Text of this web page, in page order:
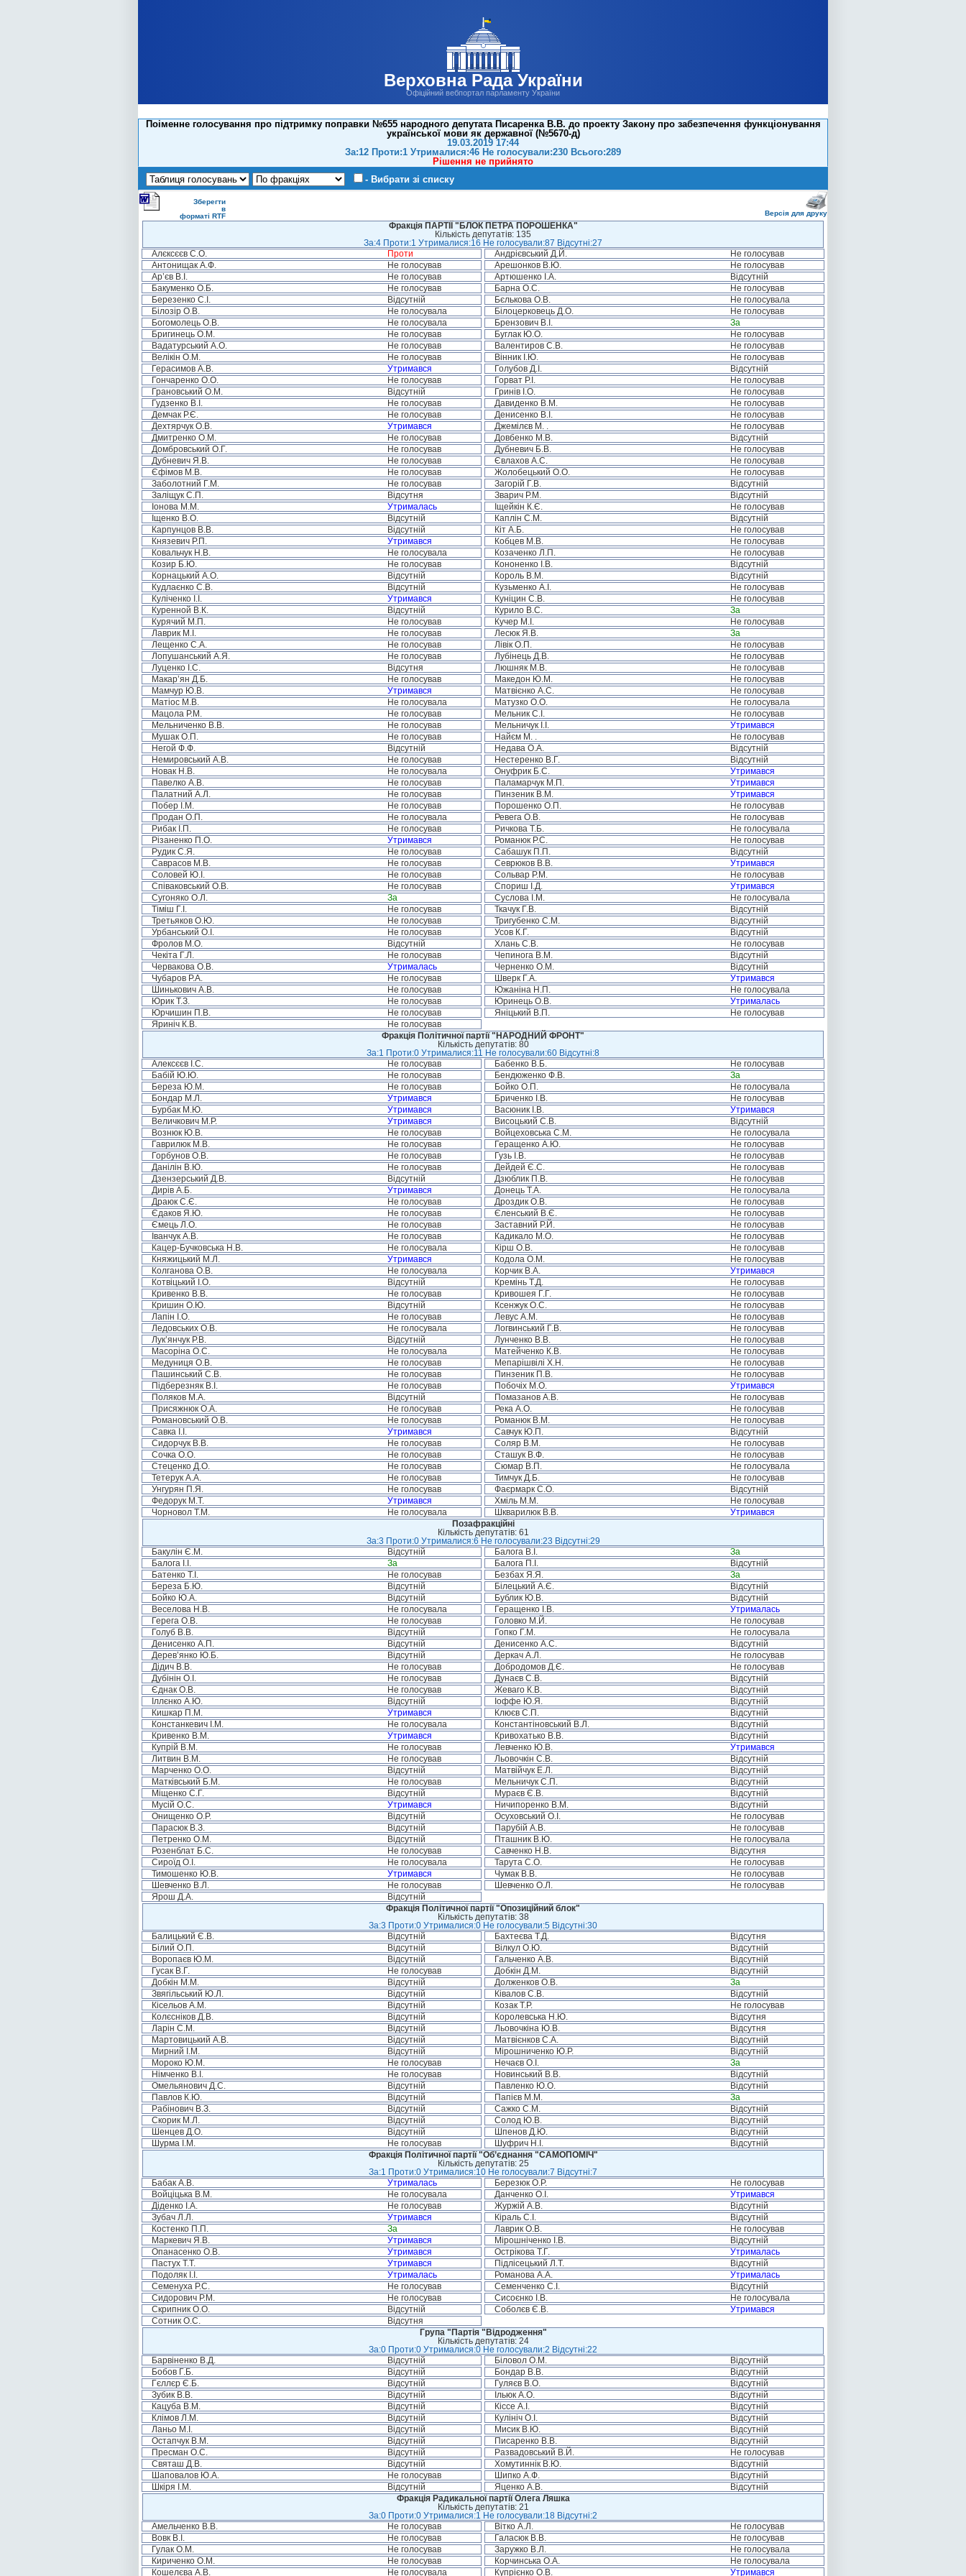
Верховна Рада України
Офіційний вебпортал парламенту України
Поіменне голосування про підтримку поправки №655 народного депутата Писаренка В.В. до проекту Закону про забезпечення функціонування
української мови як державної (№5670-д)
19.03.2019 17:44
За:12 Проти:1 Утрималися:46 Не голосували:230 Всього:289
Рішення не прийнято
- Вибрати зі списку
Зберегти
в
форматі RTF
Версія для друку
Фракція ПАРТІЇ "БЛОК ПЕТРА ПОРОШЕНКА"
Кількість депутатів: 135
За:4 Проти:1 Утрималися:16 Не голосували:87 Відсутні:27
Алєксєєв С.О.
Проти Андрієвський Д.Й.
Не голосував
Антонищак А.Ф.
Не голосував Арешонков В.Ю.
Не голосував
Ар’єв В.І.
Не голосував Артюшенко І.А.
Відсутній
Бакуменко О.Б.
Не голосував Барна О.С.
Не голосував
Березенко С.І.
Відсутній Бєлькова О.В.
Не голосувала
Білозір О.В.
Не голосувала Білоцерковець Д.О.
Не голосував
Богомолець О.В.
Не голосувала Брензович В.І.
За
Бригинець О.М.
Не голосував Буглак Ю.О.
Не голосував
Вадатурський А.О.
Не голосував Валентиров С.В.
Не голосував
Велікін О.М.
Не голосував Вінник І.Ю.
Не голосував
Герасимов А.В.
Утримався Голубов Д.І.
Відсутній
Гончаренко О.О.
Не голосував Горват Р.І.
Не голосував
Грановський О.М.
Відсутній Гринів І.О.
Не голосував
Гудзенко В.І.
Не голосував Давиденко В.М.
Не голосував
Демчак Р.Є.
Не голосував Денисенко В.І.
Не голосував
Дехтярчук О.В.
Утримався Джемілєв М. .
Не голосував
Дмитренко О.М.
Не голосував Довбенко М.В.
Відсутній
Домбровський О.Г.
Не голосував Дубневич Б.В.
Не голосував
Дубневич Я.В.
Не голосував Євлахов А.С.
Не голосував
Єфімов М.В.
Не голосував Жолобецький О.О.
Не голосував
Заболотний Г.М.
Не голосував Загорій Г.В.
Відсутній
Заліщук С.П.
Відсутня Зварич Р.М.
Відсутній
Іонова М.М.
Утрималась Іщейкін К.Є.
Не голосував
Іщенко В.О.
Відсутній Каплін С.М.
Відсутній
Карпунцов В.В.
Відсутній Кіт А.Б.
Не голосував
Князевич Р.П.
Утримався Кобцев М.В.
Не голосував
Ковальчук Н.В.
Не голосувала Козаченко Л.П.
Не голосував
Козир Б.Ю.
Не голосував Кононенко І.В.
Відсутній
Корнацький А.О.
Відсутній Король В.М.
Відсутній
Кудлаєнко С.В.
Відсутній Кузьменко А.І.
Не голосував
Куліченко І.І.
Утримався Куніцин С.В.
Не голосував
Куренной В.К.
Відсутній Курило В.С.
За
Курячий М.П.
Не голосував Кучер М.І.
Не голосував
Лаврик М.І.
Не голосував Лесюк Я.В.
За
Лещенко С.А.
Не голосував Лівік О.П.
Не голосував
Лопушанський А.Я.
Не голосував Лубінець Д.В.
Не голосував
Луценко І.С.
Відсутня Люшняк М.В.
Не голосував
Макар’ян Д.Б.
Не голосував Македон Ю.М.
Не голосував
Мамчур Ю.В.
Утримався Матвієнко А.С.
Не голосував
Матіос М.В.
Не голосувала Матузко О.О.
Не голосувала
Мацола Р.М.
Не голосував Мельник С.І.
Не голосував
Мельниченко В.В.
Не голосував Мельничук І.І.
Утримався
Мушак О.П.
Не голосував Найєм М. .
Не голосував
Негой Ф.Ф.
Відсутній Недава О.А.
Відсутній
Немировський А.В.
Не голосував Нестеренко В.Г.
Відсутній
Новак Н.В.
Не голосувала Онуфрик Б.С.
Утримався
Павелко А.В.
Не голосував Паламарчук М.П.
Утримався
Палатний А.Л.
Не голосував Пинзеник В.М.
Утримався
Побер І.М.
Не голосував Порошенко О.П.
Не голосував
Продан О.П.
Не голосувала Ревега О.В.
Не голосував
Рибак І.П.
Не голосував Ричкова Т.Б.
Не голосувала
Різаненко П.О.
Утримався Романюк Р.С.
Не голосував
Рудик С.Я.
Не голосував Сабашук П.П.
Відсутній
Саврасов М.В.
Не голосував Севрюков В.В.
Утримався
Соловей Ю.І.
Не голосував Сольвар Р.М.
Не голосував
Співаковський О.В.
Не голосував Спориш І.Д.
Утримався
Сугоняко О.Л.
За Суслова І.М.
Не голосувала
Тіміш Г.І.
Не голосував Ткачук Г.В.
Відсутній
Третьяков О.Ю.
Не голосував Тригубенко С.М.
Відсутній
Урбанський О.І.
Не голосував Усов К.Г.
Відсутній
Фролов М.О.
Відсутній Хлань С.В.
Не голосував
Чекіта Г.Л.
Не голосував Чепинога В.М.
Відсутній
Червакова О.В.
Утрималась Черненко О.М.
Відсутній
Чубаров Р.А.
Не голосував Шверк Г.А.
Утримався
Шинькович А.В.
Не голосував Южаніна Н.П.
Не голосувала
Юрик Т.З.
Не голосував Юринець О.В.
Утрималась
Юрчишин П.В.
Не голосував Яніцький В.П.
Не голосував
Яриніч К.В.
Не голосував
Фракція Політичної партії "НАРОДНИЙ ФРОНТ"
Кількість депутатів: 80
За:1 Проти:0 Утрималися:11 Не голосували:60 Відсутні:8
Алексєєв І.С.
Не голосував Бабенко В.Б.
Не голосував
Бабій Ю.Ю.
Не голосував Бендюженко Ф.В.
За
Береза Ю.М.
Не голосував Бойко О.П.
Не голосувала
Бондар М.Л.
Утримався Бриченко І.В.
Не голосував
Бурбак М.Ю.
Утримався Васюник І.В.
Утримався
Величкович М.Р.
Утримався Висоцький С.В.
Відсутній
Вознюк Ю.В.
Не голосував Войцеховська С.М.
Не голосувала
Гаврилюк М.В.
Не голосував Геращенко А.Ю.
Не голосував
Горбунов О.В.
Не голосував Гузь І.В.
Не голосував
Данілін В.Ю.
Не голосував Дейдей Є.С.
Не голосував
Дзензерський Д.В.
Відсутній Дзюблик П.В.
Не голосував
Дирів А.Б.
Утримався Донець Т.А.
Не голосувала
Драюк С.Є.
Не голосував Дроздик О.В.
Не голосував
Єдаков Я.Ю.
Не голосував Єленський В.Є.
Не голосував
Ємець Л.О.
Не голосував Заставний Р.Й.
Не голосував
Іванчук А.В.
Не голосував Кадикало М.О.
Не голосував
Кацер-Бучковська Н.В.
Не голосувала Кірш О.В.
Не голосував
Княжицький М.Л.
Утримався Кодола О.М.
Не голосував
Колганова О.В.
Не голосувала Корчик В.А.
Утримався
Котвіцький І.О.
Відсутній Кремінь Т.Д.
Не голосував
Кривенко В.В.
Не голосував Кривошея Г.Г.
Не голосував
Кришин О.Ю.
Відсутній Ксенжук О.С.
Не голосував
Лапін І.О.
Не голосував Левус А.М.
Не голосував
Ледовських О.В.
Не голосувала Логвинський Г.В.
Не голосував
Лук’янчук Р.В.
Відсутній Лунченко В.В.
Не голосував
Масоріна О.С.
Не голосувала Матейченко К.В.
Не голосував
Медуниця О.В.
Не голосував Мепарішвілі Х.Н.
Не голосував
Пашинський С.В.
Не голосував Пинзеник П.В.
Не голосував
Підберезняк В.І.
Не голосував Побочіх М.О.
Утримався
Поляков М.А.
Відсутній Помазанов А.В.
Не голосував
Присяжнюк О.А.
Не голосував Река А.О.
Не голосував
Романовський О.В.
Не голосував Романюк В.М.
Не голосував
Савка І.І.
Утримався Савчук Ю.П.
Відсутній
Сидорчук В.В.
Не голосував Соляр В.М.
Не голосував
Сочка О.О.
Не голосував Сташук В.Ф.
Не голосував
Стеценко Д.О.
Не голосував Сюмар В.П.
Не голосувала
Тетерук А.А.
Не голосував Тимчук Д.Б.
Не голосував
Унгурян П.Я.
Не голосував Фаєрмарк С.О.
Відсутній
Федорук М.Т.
Утримався Хміль М.М.
Не голосував
Чорновол Т.М.
Не голосувала Шкварилюк В.В.
Утримався
Позафракційні
Кількість депутатів: 61
За:3 Проти:0 Утрималися:6 Не голосували:23 Відсутні:29
Бакулін Є.М.
Відсутній Балога В.І.
За
Балога І.І.
За Балога П.І.
Відсутній
Батенко Т.І.
Не голосував Безбах Я.Я.
За
Береза Б.Ю.
Відсутній Білецький А.Є.
Відсутній
Бойко Ю.А.
Відсутній Бублик Ю.В.
Відсутній
Веселова Н.В.
Не голосувала Геращенко І.В.
Утрималась
Герега О.В.
Не голосував Головко М.Й.
Не голосував
Голуб В.В.
Відсутній Гопко Г.М.
Не голосувала
Денисенко А.П.
Відсутній Денисенко А.С.
Відсутній
Дерев’янко Ю.Б.
Відсутній Деркач А.Л.
Не голосував
Дідич В.В.
Не голосував Добродомов Д.Є.
Не голосував
Дубінін О.І.
Не голосував Дунаєв С.В.
Відсутній
Єднак О.В.
Не голосував Жеваго К.В.
Відсутній
Іллєнко А.Ю.
Відсутній Іоффе Ю.Я.
Відсутній
Кишкар П.М.
Утримався Клюєв С.П.
Відсутній
Констанкевич І.М.
Не голосувала Константіновський В.Л.
Відсутній
Кривенко В.М.
Утримався Кривохатько В.В.
Відсутній
Купрій В.М.
Не голосував Левченко Ю.В.
Утримався
Литвин В.М.
Не голосував Льовочкін С.В.
Відсутній
Марченко О.О.
Відсутній Матвійчук Е.Л.
Відсутній
Матківський Б.М.
Не голосував Мельничук С.П.
Відсутній
Міщенко С.Г.
Відсутній Мураєв Є.В.
Відсутній
Мусій О.С.
Утримався Ничипоренко В.М.
Відсутній
Онищенко О.Р.
Відсутній Осуховський О.І.
Не голосував
Парасюк В.З.
Відсутній Парубій А.В.
Не голосував
Петренко О.М.
Відсутній Пташник В.Ю.
Не голосувала
Розенблат Б.С.
Не голосував Савченко Н.В.
Відсутня
Сироїд О.І.
Не голосувала Тарута С.О.
Не голосував
Тимошенко Ю.В.
Утримався Чумак В.В.
Не голосував
Шевченко В.Л.
Не голосував Шевченко О.Л.
Не голосував
Ярош Д.А.
Відсутній
Фракція Політичної партії "Опозиційний блок"
Кількість депутатів: 38
За:3 Проти:0 Утрималися:0 Не голосували:5 Відсутні:30
Балицький Є.В.
Відсутній Бахтеєва Т.Д.
Відсутня
Білий О.П.
Відсутній Вілкул О.Ю.
Відсутній
Воропаєв Ю.М.
Відсутній Гальченко А.В.
Відсутній
Гусак В.Г.
Не голосував Добкін Д.М.
Відсутній
Добкін М.М.
Відсутній Долженков О.В.
За
Звягільський Ю.Л.
Відсутній Ківалов С.В.
Відсутній
Кісельов А.М.
Відсутній Козак Т.Р.
Не голосував
Колєсніков Д.В.
Відсутній Королевська Н.Ю.
Відсутня
Ларін С.М.
Відсутній Льовочкіна Ю.В.
Відсутня
Мартовицький А.В.
Відсутній Матвієнков С.А.
Відсутній
Мирний І.М.
Відсутній Мірошниченко Ю.Р.
Відсутній
Мороко Ю.М.
Не голосував Нечаєв О.І.
За
Німченко В.І.
Не голосував Новинський В.В.
Відсутній
Омельянович Д.С.
Відсутній Павленко Ю.О.
Відсутній
Павлов К.Ю.
Відсутній Папієв М.М.
За
Рабінович В.З.
Відсутній Сажко С.М.
Відсутній
Скорик М.Л.
Відсутній Солод Ю.В.
Відсутній
Шенцев Д.О.
Відсутній Шпенов Д.Ю.
Відсутній
Шурма І.М.
Не голосував Шуфрич Н.І.
Відсутній
Фракція Політичної партії "Об’єднання "САМОПОМІЧ"
Кількість депутатів: 25
За:1 Проти:0 Утрималися:10 Не голосували:7 Відсутні:7
Бабак А.В.
Утрималась Березюк О.Р.
Не голосував
Войціцька В.М.
Не голосувала Данченко О.І.
Утримався
Діденко І.А.
Не голосував Журжій А.В.
Відсутній
Зубач Л.Л.
Утримався Кіраль С.І.
Відсутній
Костенко П.П.
За Лаврик О.В.
Не голосував
Маркевич Я.В.
Утримався Мірошніченко І.В.
Відсутній
Опанасенко О.В.
Утримався Острікова Т.Г.
Утрималась
Пастух Т.Т.
Утримався Підлісецький Л.Т.
Відсутній
Подоляк І.І.
Утрималась Романова А.А.
Утрималась
Семенуха Р.С.
Не голосував Семенченко С.І.
Відсутній
Сидорович Р.М.
Не голосував Сисоєнко І.В.
Не голосувала
Скрипник О.О.
Відсутній Соболєв Є.В.
Утримався
Сотник О.С.
Відсутня
Група "Партія "Відродження"
Кількість депутатів: 24
За:0 Проти:0 Утрималися:0 Не голосували:2 Відсутні:22
Барвіненко В.Д.
Відсутній Біловол О.М.
Відсутній
Бобов Г.Б.
Відсутній Бондар В.В.
Відсутній
Гєллєр Є.Б.
Відсутній Гуляєв В.О.
Відсутній
Зубик В.В.
Відсутній Ільюк А.О.
Відсутній
Кацуба В.М.
Відсутній Кіссе А.І.
Відсутній
Клімов Л.М.
Відсутній Кулініч О.І.
Відсутній
Ланьо М.І.
Відсутній Мисик В.Ю.
Відсутній
Остапчук В.М.
Відсутній Писаренко В.В.
Відсутній
Пресман О.С.
Відсутній Развадовський В.Й.
Не голосував
Святаш Д.В.
Відсутній Хомутиннік В.Ю.
Відсутній
Шаповалов Ю.А.
Не голосував Шипко А.Ф.
Відсутній
Шкіря І.М.
Відсутній Яценко А.В.
Відсутній
Фракція Радикальної партії Олега Ляшка
Кількість депутатів: 21
За:0 Проти:0 Утрималися:1 Не голосували:18 Відсутні:2
Амельченко В.В.
Не голосував Вітко А.Л.
Не голосував
Вовк В.І.
Не голосував Галасюк В.В.
Не голосував
Гулак О.М.
Не голосував Заружко В.Л.
Не голосувала
Кириченко О.М.
Не голосував Корчинська О.А.
Не голосувала
Кошелєва А.В.
Не голосувала Купрієнко О.В. Утримався